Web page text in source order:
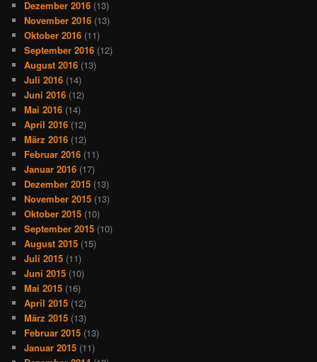
Dezember 2016 (13)
November 2016 (13)
Oktober 2016 (11)
September 2016 (12)
August 2016 (13)
Juli 2016 (14)
Juni 2016 (12)
Mai 2016 (14)
April 2016 (12)
März 2016 (12)
Februar 2016 (11)
Januar 2016 (17)
Dezember 2015 (13)
November 2015 (13)
Oktober 2015 (10)
September 2015 (10)
August 2015 (15)
Juli 2015 (11)
Juni 2015 (10)
Mai 2015 (16)
April 2015 (12)
März 2015 (13)
Februar 2015 (13)
Januar 2015 (11)